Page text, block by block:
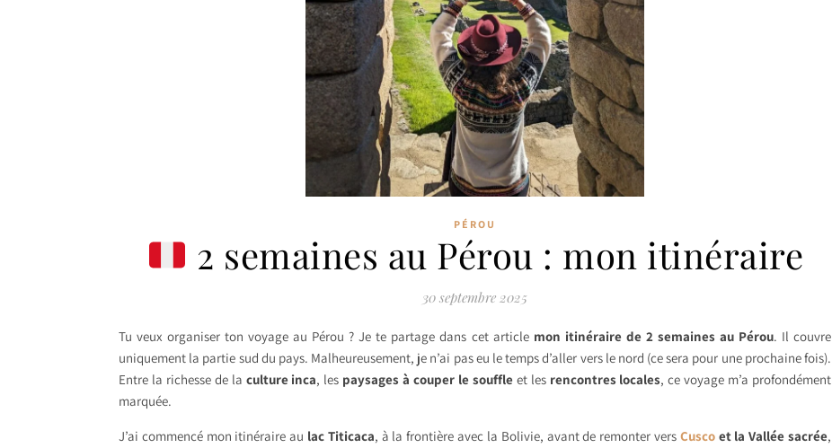
PÉROU
2 semaines au Pérou : mon itinéraire
30 septembre 2025
Tu veux organiser ton voyage au Pérou ? Je te partage dans cet article mon itinéraire de 2 semaines au Pérou. Il couvre
uniquement la partie sud du pays. Malheureusement, je n’ai pas eu le temps d’aller vers le nord (ce sera pour une prochaine fois).
Entre la richesse de la culture inca, les paysages à couper le souffle et les rencontres locales, ce voyage m’a profondément
marquée.
J’ai commencé mon itinéraire au lac Titicaca, à la frontière avec la Bolivie, avant de remonter vers Cusco et la Vallée sacrée,